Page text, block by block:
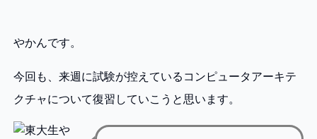
やかんです。
今回も、来週に試験が控えているコンピュータアーキテ
クチャについて復習していこうと思います。